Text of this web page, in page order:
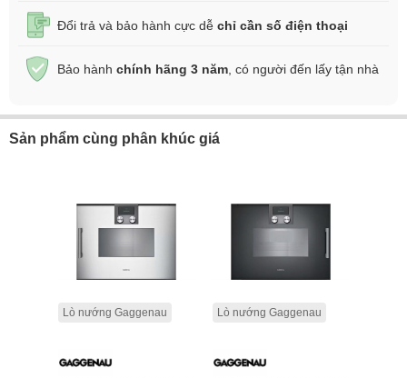
Đổi trả và bảo hành cực dễ chỉ cần số điện thoại
Bảo hành chính hãng 3 năm , có người đến lấy tận nhà
Sản phẩm cùng phân khúc giá
Lò nướng Gaggenau Lò nướng Gaggenau